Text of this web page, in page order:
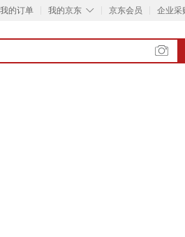
我的订单 ◇
我的京东 京东会员 企业采